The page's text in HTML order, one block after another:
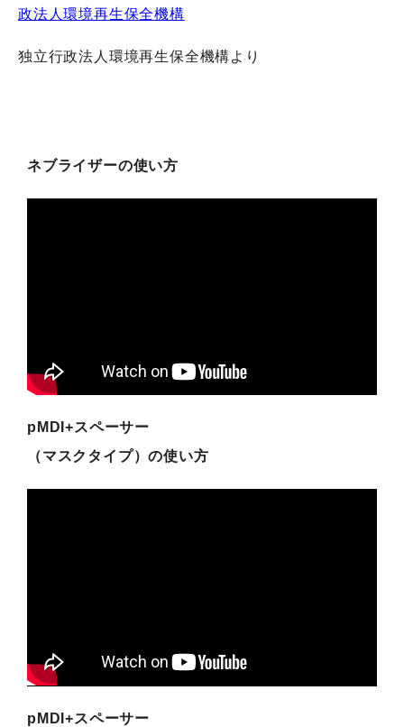
政法人環境再生保全機構
独立行政法人環境再生保全機構より
ネブライザーの使い方
pMDI+スペーサー
（マスクタイプ）の使い方
pMDI+スペーサー